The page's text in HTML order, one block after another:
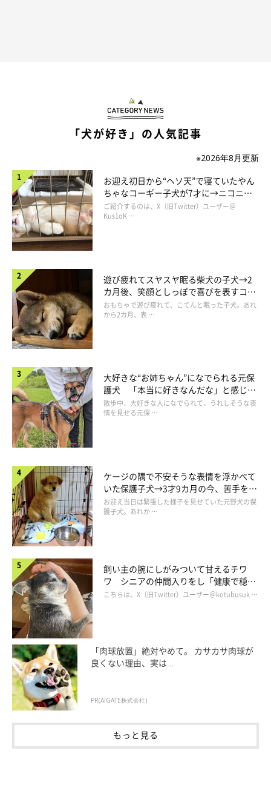
「犬が好き」の人気記事
※2026年8月更新
お迎え初日から“ヘソ天”で寝ていたやん
ちゃなコーギー子犬が7才に→ニコニ
コ“コーギースマイル”が魅力のコに成
長！
ご紹介するのは、X（旧Twitter）ユーザー＠
Kus1oK …
遊び疲れてスヤスヤ眠る柴犬の子犬→2
カ月後、笑顔としっぽで喜びを表すコに
成長！
おもちゃで遊び疲れて、こてんと眠った子犬。あれ
から2カ月、表 …
大好きな“お姉ちゃん”になでられる元保
護犬 「本当に好きなんだな」と感じる
表情にほっこり
散歩中、大好きな人になでられて、うれしそうな表
情を見せる元保 …
ケージの隅で不安そうな表情を浮かべて
いた保護子犬→3才9カ月の今、苦手を克
服し頼もしいコに成長！
お迎え当日は緊張した様子を見せていた元野犬の保
護子犬。あれか …
飼い主の腕にしがみついて甘えるチワ
ワ シニアの仲間入りをし「健康で穏や
かな暮らしが続いてほしい」と願う
こちらは、X（旧Twitter）ユーザー＠kotubusuk …
「肉球放置」絶対やめて。 カサカサ肉球が
良くない理由、実は...
PR(AIGATE株式会社)
もっと見る